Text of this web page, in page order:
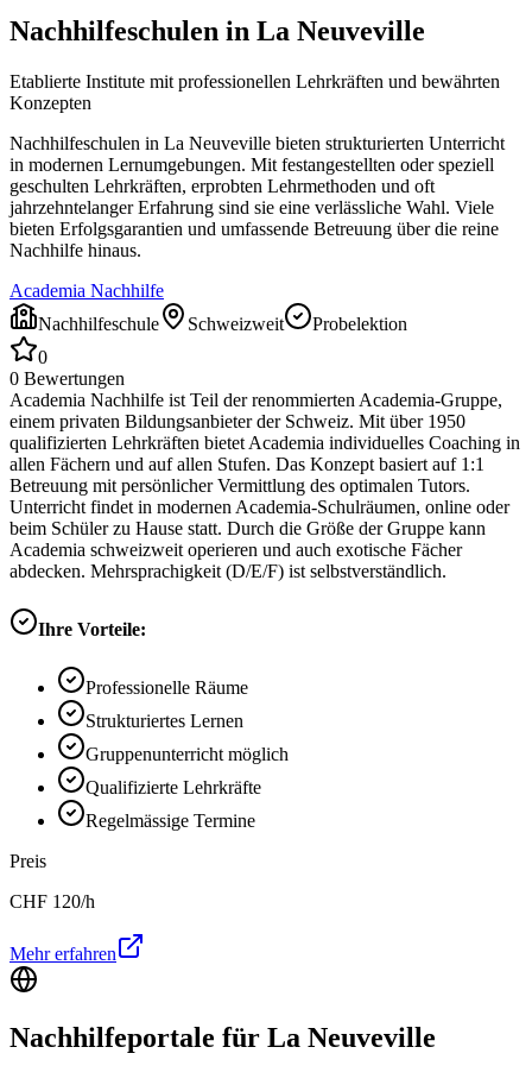
Nachhilfeschulen in La Neuveville
Etablierte Institute mit professionellen Lehrkräften und bewährten
Konzepten
Nachhilfeschulen in La Neuveville bieten strukturierten Unterricht
in modernen Lernumgebungen. Mit festangestellten oder speziell
geschulten Lehrkräften, erprobten Lehrmethoden und oft
jahrzehntelanger Erfahrung sind sie eine verlässliche Wahl. Viele
bieten Erfolgsgarantien und umfassende Betreuung über die reine
Nachhilfe hinaus.
Academia Nachhilfe
Nachhilfeschule
Schweizweit
Probelektion
0
0 Bewertungen
Academia Nachhilfe ist Teil der renommierten Academia-Gruppe,
einem privaten Bildungsanbieter der Schweiz. Mit über 1950
qualifizierten Lehrkräften bietet Academia individuelles Coaching in
allen Fächern und auf allen Stufen. Das Konzept basiert auf 1:1
Betreuung mit persönlicher Vermittlung des optimalen Tutors.
Unterricht findet in modernen Academia-Schulräumen, online oder
beim Schüler zu Hause statt. Durch die Größe der Gruppe kann
Academia schweizweit operieren und auch exotische Fächer
abdecken. Mehrsprachigkeit (D/E/F) ist selbstverständlich.
Ihre Vorteile:
Professionelle Räume
Strukturiertes Lernen
Gruppenunterricht möglich
Qualifizierte Lehrkräfte
Regelmässige Termine
Preis
CHF 120/h
Mehr erfahren
Nachhilfeportale für La Neuveville